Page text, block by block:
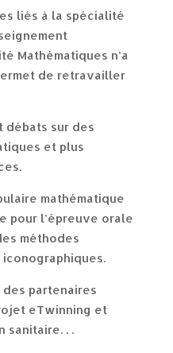
liés à la spécialité
Mathématiques n’a
de retravailler
débats sur des
et plus
mathématique
pour l’épreuve orale
méthodes
partenaires
eTwinning et
sanitaire. . .